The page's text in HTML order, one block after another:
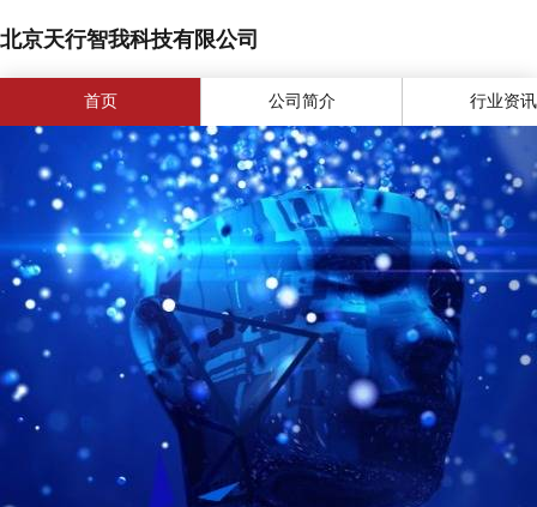
北京天行智我科技有限公司
首页 公司简介 行业资讯